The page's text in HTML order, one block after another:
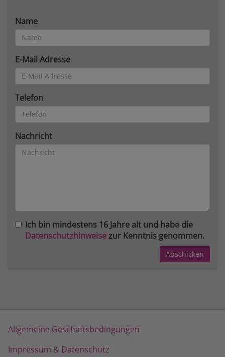
Name
E-Mail Adresse
Telefon
Nachricht
Ich bin mindestens 16 Jahre alt und habe die
Datenschutzhinweisezur Kenntnis genommen.
Allgemeine Geschäftsbedingungen
Impressum & Datenschutz